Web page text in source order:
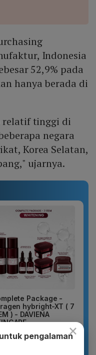
Indonesia
52,9% pada
hanya berada di
relatif tinggi di
negara
Korea Selatan,
ujarnya.
Package -
hybright-XT ( 7
) - DAVIENA
×
pengalaman